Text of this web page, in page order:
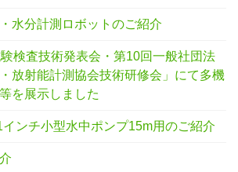
水分計測ロボットのご紹介
験検査技術発表会・第10回一般社団法
放射能計測協会技術研修会」にて多機
を展示しました
ンチ小型水中ポンプ15m用のご紹介